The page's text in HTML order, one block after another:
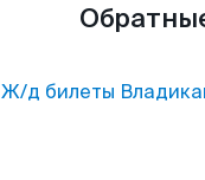
Ж/д билеты